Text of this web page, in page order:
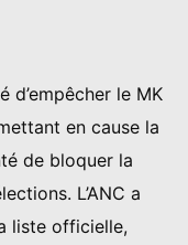
d’empêcher le MK
en cause la
de bloquer la
L’ANC a
liste officielle,